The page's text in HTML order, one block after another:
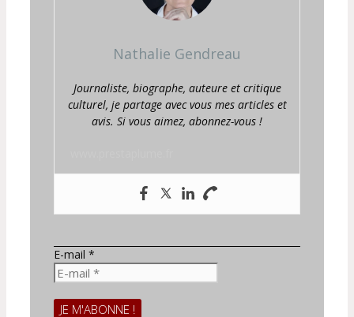
Nathalie Gendreau
Journaliste, biographe, auteure et critique
culturel, je partage avec vous mes articles et
avis. Si vous aimez, abonnez-vous !
E-mail *